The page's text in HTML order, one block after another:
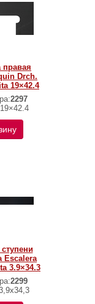
правая
Drch.
19×42.4
2297
19×42.4
Escalera
3.9×34.3
2299